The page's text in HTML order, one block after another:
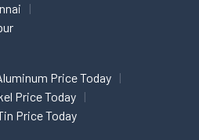
Price Today
Price Today
Price Today